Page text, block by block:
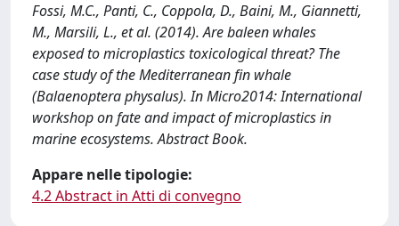
Fossi, M.C., Panti, C., Coppola, D., Baini, M., Giannetti,
M., Marsili, L., et al. (2014). Are baleen whales
exposed to microplastics toxicological threat? The
case study of the Mediterranean fin whale
(Balaenoptera physalus). In Micro2014: International
workshop on fate and impact of microplastics in
marine ecosystems. Abstract Book.
Appare nelle tipologie:
4.2 Abstract in Atti di convegno